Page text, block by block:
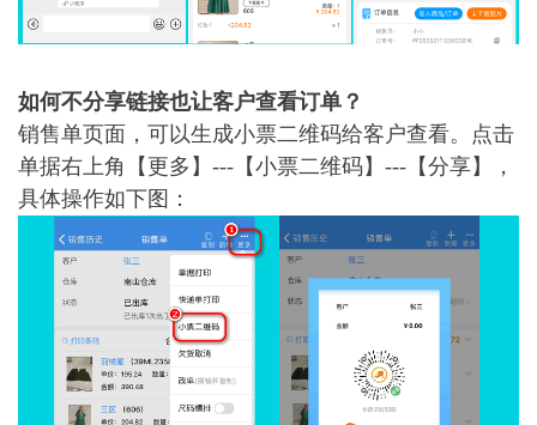
如何不分享链接也让客户查看订单？
销售单页面，可以生成小票二维码给客户查看。点击
单据右上角【更多】---【小票二维码】---【分享】，
具体操作如下图：